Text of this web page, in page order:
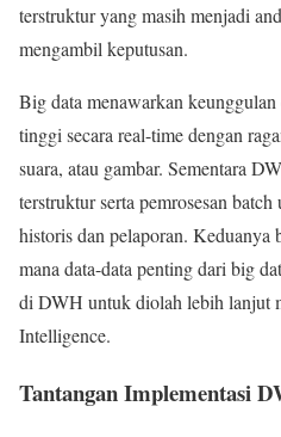
terstruktur yang masih menjadi
mengambil keputusan.
Big data menawarkan
tinggi secara real-time dengan
suara, atau gambar. Sementara
terstruktur serta pemrosesan
historis dan pelaporan. Keduanya
mana data-data penting dari big
di DWH untuk diolah lebih lanjut
Intelligence.
Tantangan Implementasi